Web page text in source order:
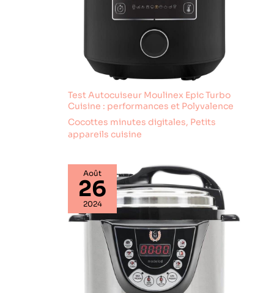
d'alimentation (CA
Hz), 1 housse anti-
poussière, le tout
couvert par une
garantie de
remplacement
d'un an et une
assistance à vie de
Polit. Contactez-
questions : nous
promettons une
réponse dans les
24 heures.
Achetez en toute
confiance, sachant
que nous sommes
fiers de notre
produit
Test Autocuiseur Moulinex Epic Turbo
Cuisine : performances et Polyvalence
Cocottes minutes digitales, Petits
appareils cuisine
Août
26
2024